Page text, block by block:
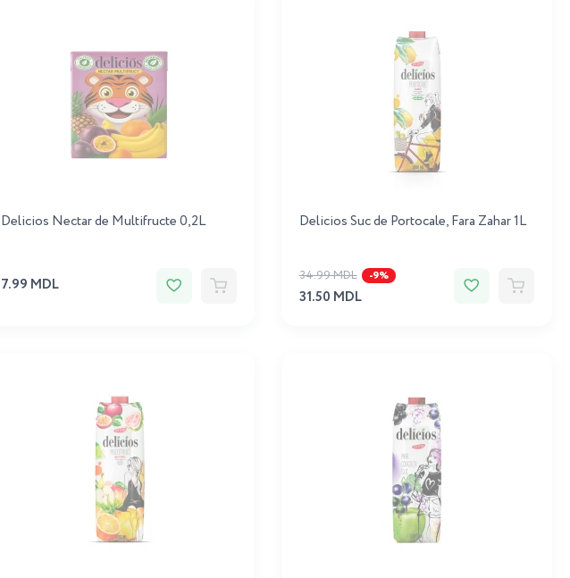
Delicios Nectar de Multifructe 0,2L
7.99 MDL
Delicios Suc de Portocale, Fara Zahar 1L
34.99 MDL -9%
31.50 MDL